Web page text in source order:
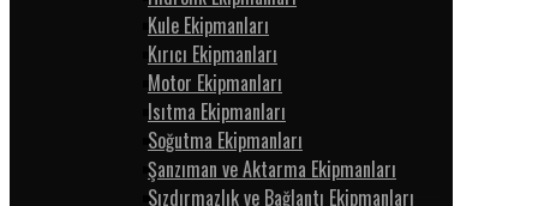
Kule Ekipmanları
Kırıcı Ekipmanları
Motor Ekipmanları
Isıtma Ekipmanları
Soğutma Ekipmanları
Şanzıman ve Aktarma Ekipmanları
Sızdırmazlık ve Bağlantı Ekipmanları